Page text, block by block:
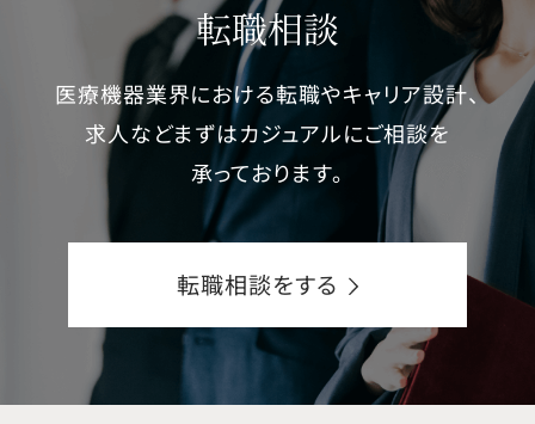
転職相談
医療機器業界における転職やキャリア設計、
求人などまずはカジュアルにご相談を
承っております。
転職相談をする